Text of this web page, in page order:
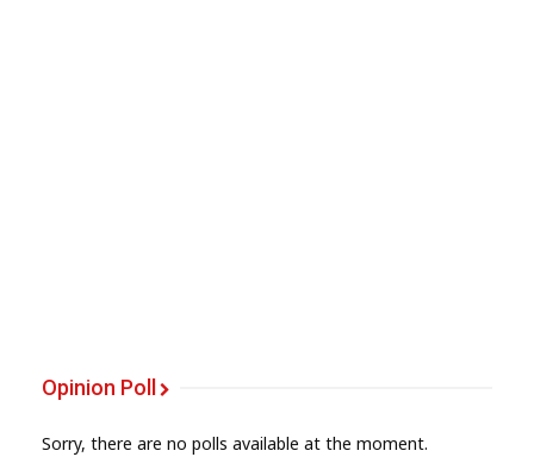
Opinion Poll
Sorry, there are no polls available at the moment.